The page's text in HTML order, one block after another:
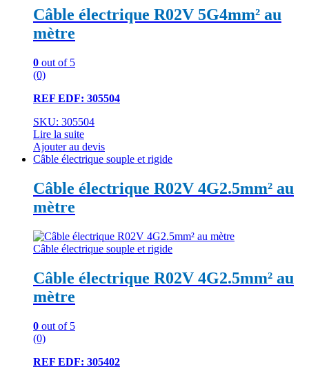
Câble électrique R02V 5G4mm² au
mètre
0 out of 5
(0)
REF EDF: 305504
SKU: 305504
Lire la suite
Ajouter au devis
Câble électrique souple et rigide
Câble électrique R02V 4G2.5mm² au
mètre
Câble électrique souple et rigide
Câble électrique R02V 4G2.5mm² au
mètre
0 out of 5
(0)
REF EDF: 305402